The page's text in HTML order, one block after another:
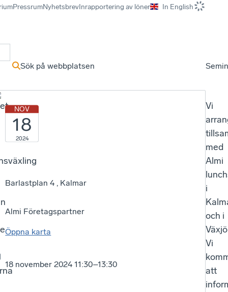
PressrumNyhetsbrevInrapportering av löner In English
Sök på webbplatsen
NOV
18
2024
Barlastplan 4 , Kalmar
Almi Företagspartner
Öppna karta
18 november 2024 11:30–13:30
Vi
med
Almi
i
och i
Vi
att